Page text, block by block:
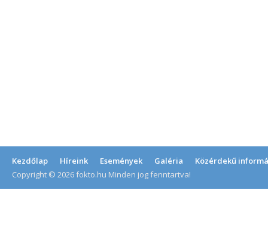
Kezdőlap Híreink Események Galéria
Közérdekű
Copyright © 2026 fokto.hu Minden jog fenntartva!